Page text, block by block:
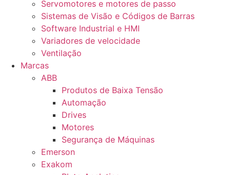
Servomotores e motores de passo
Sistemas de Visão e Códigos de Barras
Software Industrial e HMI
Variadores de velocidade
Ventilação
Marcas
ABB
Produtos de Baixa Tensão
Automação
Drives
Motores
Segurança de Máquinas
Emerson
Exakom